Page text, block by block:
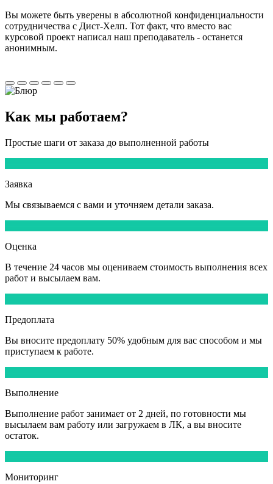
Вы можете быть уверены в абсолютной конфиденциальности
сотрудничества с Дист-Хелп. Тот факт, что вместо вас
курсовой проект написал наш преподаватель - останется
анонимным.
Как мы работаем?
Простые шаги от заказа до выполненной работы
Заявка
Мы связываемся с вами и уточняем детали заказа.
Оценка
В течение 24 часов мы оцениваем стоимость выполнения всех
работ и высылаем вам.
Предоплата
Вы вносите предоплату 50% удобным для вас способом и мы
приступаем к работе.
Выполнение
Выполнение работ занимает от 2 дней, по готовности мы
высылаем вам работу или загружаем в ЛК, а вы вносите
остаток.
Мониторинг